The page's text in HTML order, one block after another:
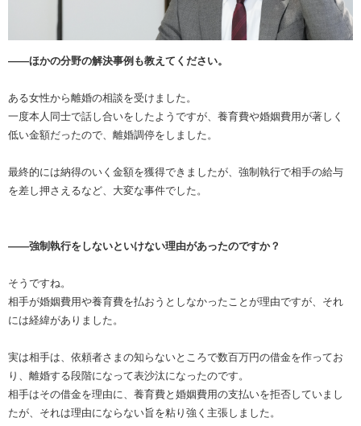
――ほかの分野の解決事例も教えてください。
ある女性から離婚の相談を受けました。
一度本人同士で話し合いをしたようですが、養育費や婚姻費用が著しく
低い金額だったので、離婚調停をしました。
最終的には納得のいく金額を獲得できましたが、強制執行で相手の給与
を差し押さえるなど、大変な事件でした。
――強制執行をしないといけない理由があったのですか？
そうですね。
相手が婚姻費用や養育費を払おうとしなかったことが理由ですが、それ
には経緯がありました。
実は相手は、依頼者さまの知らないところで数百万円の借金を作ってお
り、離婚する段階になって表沙汰になったのです。
相手はその借金を理由に、養育費と婚姻費用の支払いを拒否していまし
たが、それは理由にならない旨を粘り強く主張しました。